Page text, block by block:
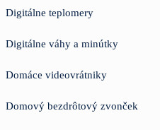
Digitálne teplomery
Digitálne váhy a minútky
Domáce videovrátniky
Domový bezdrôtový zvonček